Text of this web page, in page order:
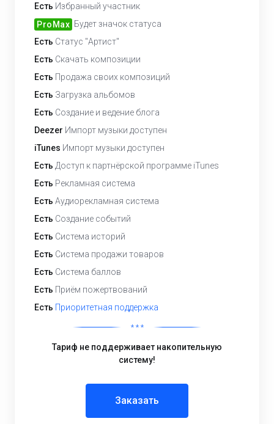
Есть Избранный участник
ProMax Будет значок статуса
Есть Статус "Артист"
Есть Скачать композиции
Есть Продажа своих композиций
Есть Загрузка альбомов
Есть Создание и ведение блога
Deezer Импорт музыки доступен
iTunes Импорт музыки доступен
Есть Доступ к партнёрской программе iTunes
Есть Рекламная система
Есть Аудиорекламная система
Есть Создание событий
Есть Система историй
Есть Система продажи товаров
Есть Система баллов
Есть Приём пожертвований
Есть Приоритетная поддержка
* * *
Тариф не поддерживает накопительную
систему!
Заказать